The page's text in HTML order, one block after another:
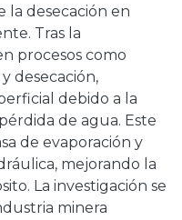
la desecación en
Tras la
procesos como
desecación,
debido a la
de agua. Este
de evaporación y
mejorando la
La investigación se
minera